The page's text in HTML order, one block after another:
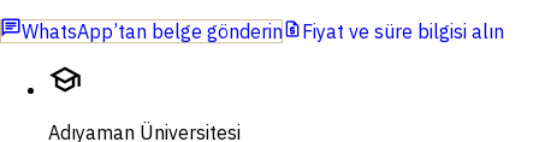
chatWhatsApp’tan belge gönderinrequest_quoteFiyat ve süre bilgisi alın
school
Adıyaman Üniversitesi